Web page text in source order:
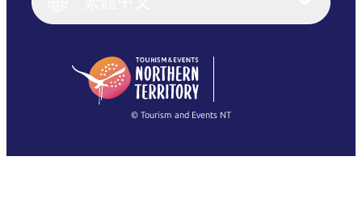
English (US)
English
(Singapore)
Français
繁體中文
© Tourism and Events NT